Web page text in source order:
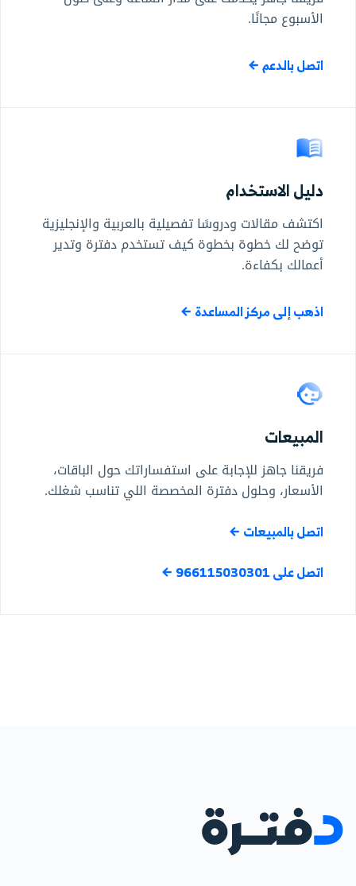
الأسبوع مجانًا.
اتصل بالدعم
دليل الاستخدام
اكتشف مقالات ودروسًا تفصيلية بالعربية والإنجليزية
توضح لك خطوة بخطوة كيف تستخدم دفترة وتدير
أعمالك بكفاءة.
اذهب إلى مركز المساعدة
المبيعات
فريقنا جاهز للإجابة على استفساراتك حول الباقات،
الأسعار، وحلول دفترة المخصصة اللي تناسب شغلك.
اتصل بالمبيعات
اتصل على 966115030301